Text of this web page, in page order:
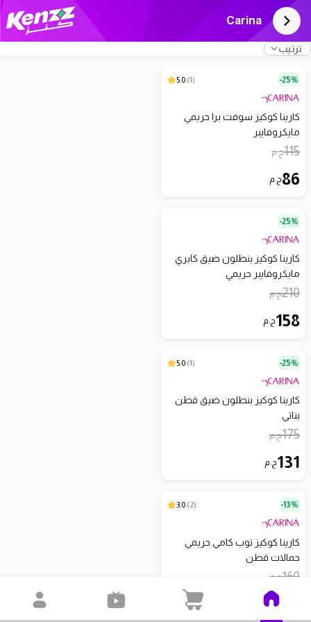
Carina
ترتيب
25%-
(
1
)
5.0
كارينا كوكيز سوفت برا حريمي
مايكروفايبر
115ج.م
86ج.م
25%-
كارينا كوكيز بنطلون ضيق كابري
مايكروفايبر حريمي
210ج.م
158ج.م
25%-
(
1
)
5.0
كارينا كوكيز بنطلون ضيق قطن
بناتي
175ج.م
131ج.م
13%-
(
2
)
3.0
كارينا كوكيز توب كامي حريمي
حمالات قطن
160ج.م
139ج.م